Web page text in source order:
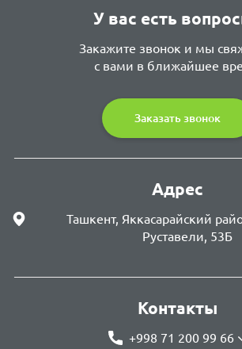
У вас есть
Закажите звонок и мы
с вами в ближайшее
Заказать звонок
Адрес
Ташкент, Яккасарайский
Руставели, 53Б
Контакты
+998 71 200 99 66